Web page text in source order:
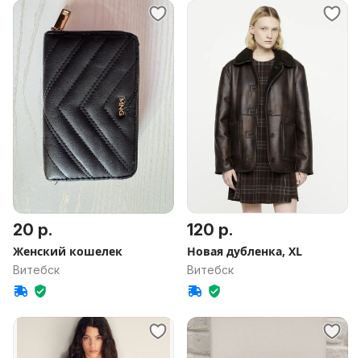
20 р.
Женский кошелек
Витебск
120 р.
Новая дубленка, XL
Витебск